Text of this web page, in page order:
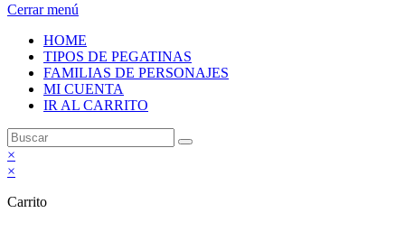
Cerrar menú
HOME
TIPOS DE PEGATINAS
FAMILIAS DE PERSONAJES
MI CUENTA
IR AL CARRITO
×
×
Carrito